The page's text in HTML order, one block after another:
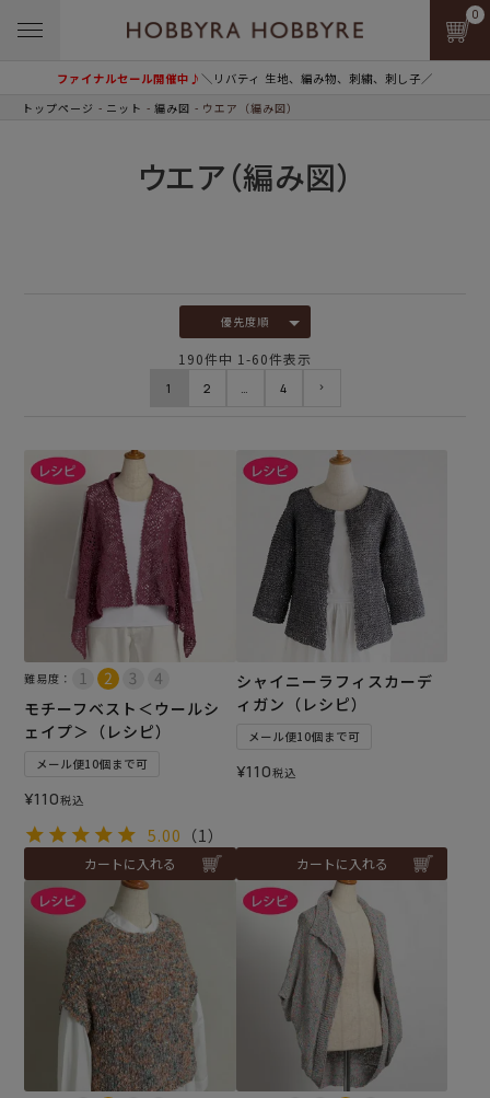
ファイナルセール開催中♪＼リバティ 生地、編み物、刺繍、刺し子／
0
トップページ ニット 編み図 ウエア（編み図）
ウエア（編み図）
優先度順
190件中 1 -60件表示
1 2 4
難易度：
モチーフベスト＜ウールシ
ェイプ＞（レシピ）
メール便10個まで可
¥110税込
5.00 （1）
カートに入れる
シャイニーラフィスカーデ
ィガン（レシピ）
メール便10個まで可
¥110税込
カートに入れる